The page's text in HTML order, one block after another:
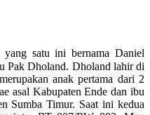
yang satu ini bernama Daniel
Pak Dholand. Dholand lahir di
anak pertama dari 2
asal Kabupaten Ende dan ibu
Sumba Timur. Saat ini kedua